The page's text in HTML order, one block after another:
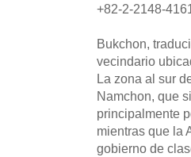
+82-2-2148-
Bukchon,
vecindario
La zona al sur
Namchon, que
principalmente
mientras que la
gobierno de